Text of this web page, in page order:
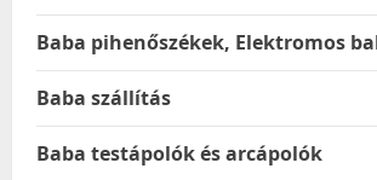
Baba pihenőszékek, Elektromos
Baba szállítás
Baba testápolók és arcápolók